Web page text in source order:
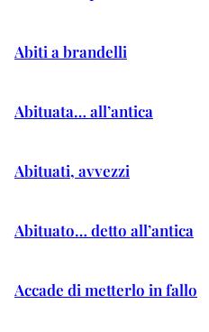
Abiti a brandelli
Abituata… all’antica
Abituati, avvezzi
Abituato… detto all’antica
Accade di metterlo in fallo